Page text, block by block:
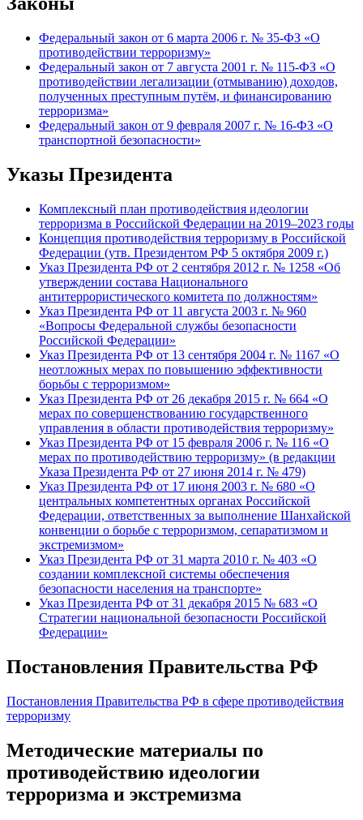
Федеральный закон от 6 марта 2006 г. № 35-ФЗ «О
противодействии терроризму»
Федеральный закон от 7 августа 2001 г. № 115-ФЗ «О
противодействии легализации (отмыванию) доходов,
полученных преступным путём, и финансированию
терроризма»
Федеральный закон от 9 февраля 2007 г. № 16-ФЗ «О
транспортной безопасности»
Указы Президента
Комплексный план противодействия идеологии
терроризма в Российской Федерации на 2019–2023 годы
Концепция противодействия терроризму в Российской
Федерации (утв. Президентом РФ 5 октября 2009 г.)
Указ Президента РФ от 2 сентября 2012 г. № 1258 «Об
утверждении состава Национального
антитеррористического комитета по должностям»
Указ Президента РФ от 11 августа 2003 г. № 960
«Вопросы Федеральной службы безопасности
Российской Федерации»
Указ Президента РФ от 13 сентября 2004 г. № 1167 «О
неотложных мерах по повышению эффективности
борьбы с терроризмом»
Указ Президента РФ от 26 декабря 2015 г. № 664 «О
мерах по совершенствованию государственного
управления в области противодействия терроризму»
Указ Президента РФ от 15 февраля 2006 г. № 116 «О
мерах по противодействию терроризму» (в редакции
Указа Президента РФ от 27 июня 2014 г. № 479)
Указ Президента РФ от 17 июня 2003 г. № 680 «О
центральных компетентных органах Российской
Федерации, ответственных за выполнение Шанхайской
конвенции о борьбе с терроризмом, сепаратизмом и
экстремизмом»
Указ Президента РФ от 31 марта 2010 г. № 403 «О
создании комплексной системы обеспечения
безопасности населения на транспорте»
Указ Президента РФ от 31 декабря 2015 № 683 «О
Стратегии национальной безопасности Российской
Федерации»
Постановления Правительства РФ
Постановления Правительства РФ в сфере противодействия
терроризму
Методические материалы по
противодействию идеологии
терроризма и экстремизма